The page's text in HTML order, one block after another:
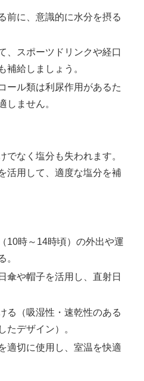
前に、意識的に水分を摂る
、スポーツドリンクや経口
補給しましょう。
ール類は利尿作用があるた
しません。
でなく塩分も失われます。
活用して、適度な塩分を補
10時～14時頃）の外出や運
。
傘や帽子を活用し、直射日
る（吸湿性・速乾性のある
たデザイン）。
適切に使用し、室温を快適